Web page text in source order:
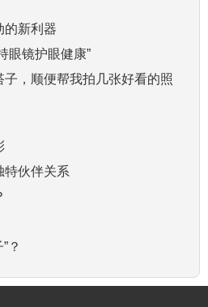
的新利器
眼镜护眼健康”
，顺便帮我拍几张好看的照
特伙伴关系
？